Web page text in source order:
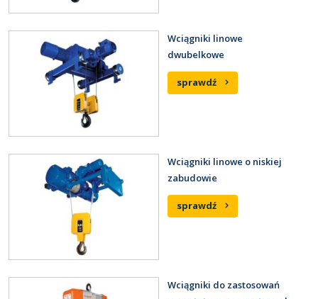
Wciągniki linowe
dwubelkowe
sprawdź
Wciągniki linowe o niskiej
zabudowie
sprawdź
Wciągniki do zastosowań